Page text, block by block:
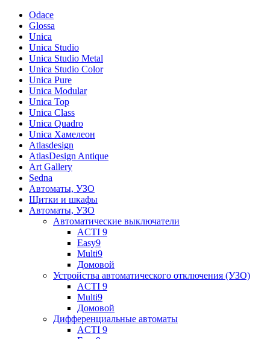
Odace
Glossa
Unica
Unica Studio
Unica Studio Metal
Unica Studio Color
Unica Pure
Unica Modular
Unica Top
Unica Class
Unica Quadro
Unica Хамелеон
Atlasdesign
AtlasDesign Antique
Art Gallery
Sedna
Автоматы, УЗО
Щитки и шкафы
Автоматы, УЗО
Автоматические выключатели
ACTI 9
Easy9
Multi9
Домовой
Устройства автоматического отключения (УЗО)
ACTI 9
Multi9
Домовой
Дифференциальные автоматы
ACTI 9